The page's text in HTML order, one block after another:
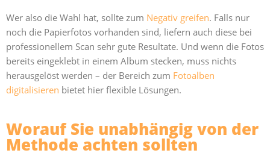
Wer also die Wahl hat, sollte zum Negativ greifen. Falls nur
noch die Papierfotos vorhanden sind, liefern auch diese bei
professionellem Scan sehr gute Resultate. Und wenn die Fotos
bereits eingeklebt in einem Album stecken, muss nichts
herausgelöst werden – der Bereich zum Fotoalben
digitalisieren bietet hier flexible Lösungen.
Worauf Sie unabhängig von der
Methode achten sollten